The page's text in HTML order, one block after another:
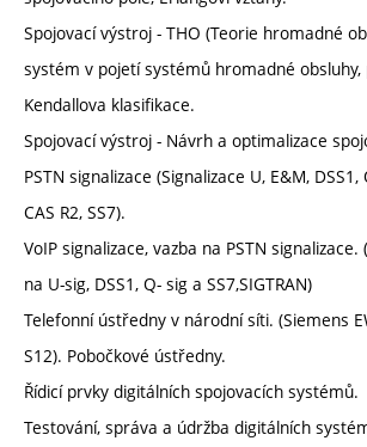
Spojovací výstroj - THO (Teorie hromadné
systém v pojetí systémů hromadné obsluhy,
Kendallova klasifikace.
Spojovací výstroj - Návrh a optimalizace
PSTN signalizace (Signalizace U, E&M, DSS1,
CAS R2, SS7).
VoIP signalizace, vazba na PSTN signalizace.
na U-sig, DSS1, Q- sig a SS7,SIGTRAN)
Telefonní ústředny v národní síti. (Siemens
S12). Pobočkové ústředny.
Řídicí prvky digitálních spojovacích systémů.
Testování, správa a údržba digitálních